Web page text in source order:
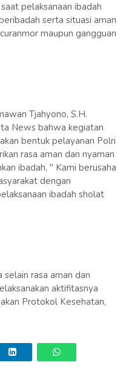
pelaksanaan ibadah
serta situasi aman
maupun gangguan
Tjahyono, S.H.
News bahwa kegiatan
bentuk pelayanan Polri
rasa aman dan nyaman
ibadah, " Kami berusaha
dengan
ibadah sholat
rasa aman dan
aktifitasnya
Protokol Kesehatan,